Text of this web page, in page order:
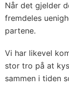
Når det gjelder
fremdeles
partene.
Vi har likevel
stor tro på at
sammen i tiden